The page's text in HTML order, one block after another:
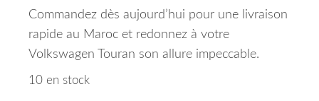
Commandez dès aujourd’hui pour une livraison
rapide au Maroc et redonnez à votre
Volkswagen Touran son allure impeccable.
10 en stock